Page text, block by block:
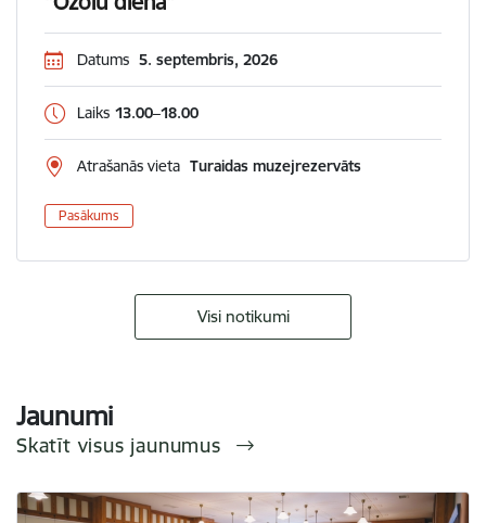
Datums 5. septembris, 2026
Laiks 13.00–18.00
Atrašanās vieta Turaidas muzejrezervāts
Pasākums
Visi notikumi
Jaunumi
Skatīt visus jaunumus